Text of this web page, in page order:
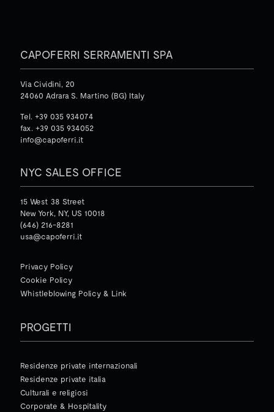
CAPOFERRI SERRAMENTI SPA
Via Cividini, 20
24060 Adrara S. Martino (BG) Italy
Tel. +39 035 934074
fax. +39 035 934052
info@capoferri.it
NYC SALES OFFICE
15 West 38 Street
New York, NY, US 10018
(646) 216-8281
usa@capoferri.it
Privacy Policy
Cookie Policy
Whistleblowing Policy & Link
PROGETTI
Residenze private internazionali
Residenze private italia
Culturali e religiosi
Corporate & Hospitality